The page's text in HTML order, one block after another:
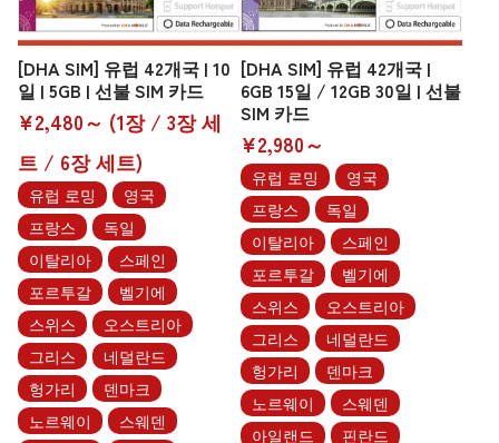
[DHA SIM] 유럽 42개국 | 10
일 | 5GB | 선불 SIM 카드
¥2,480～ (1장 / 3장 세
트 / 6장 세트)
유럽 로밍
영국
프랑스
독일
이탈리아
스페인
포르투갈
벨기에
스위스
오스트리아
그리스
네덜란드
헝가리
덴마크
노르웨이
스웨덴
[DHA SIM] 유럽 42개국 |
6GB 15일 / 12GB 30일 | 선불
SIM 카드
¥2,980～
유럽 로밍
영국
프랑스
독일
이탈리아
스페인
포르투갈
벨기에
스위스
오스트리아
그리스
네덜란드
헝가리
덴마크
노르웨이
스웨덴
아일랜드
핀란드